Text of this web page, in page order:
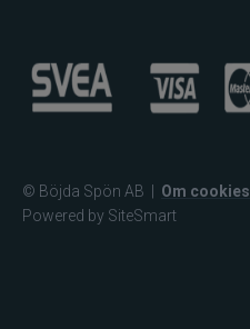
© Böjda Spön AB Om cookies
Powered by SiteSmart